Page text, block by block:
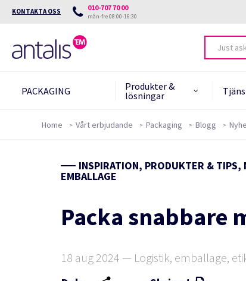
KONTAKTA OSS 010-707 70 00
mån-fre 08:00-16:30
PACKAGING
Produkter &
lösningar
lösningar
Miljöverktyg
Green Card
Master'in: Hållbara
förpackningar med omtanke
Home Vårt erbjudande Packaging Blogg
INSPIRATION, PRODUKTER & TIPS,
EMBALLAGE
Packa snabbare
18 aug 2024 — Logistik, emballage,